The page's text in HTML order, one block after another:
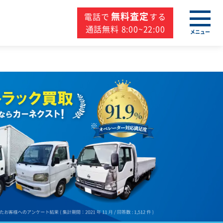
電話で 無料査定する
通話無料 8:00~22:00
メニュー